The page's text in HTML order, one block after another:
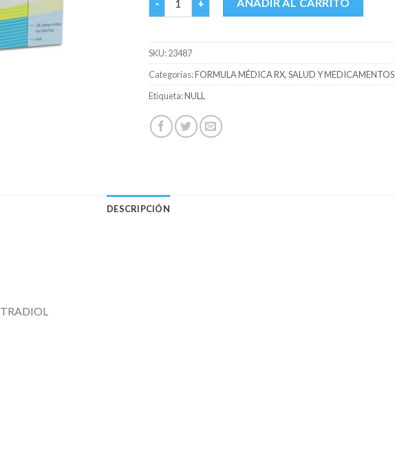
AÑADIR AL CARRITO
SKU:23487
Categorías:FORMULA MÉDICA RX,SALUD Y MEDICAMENTOS
Etiqueta:NULL
DESCRIPCIÓN